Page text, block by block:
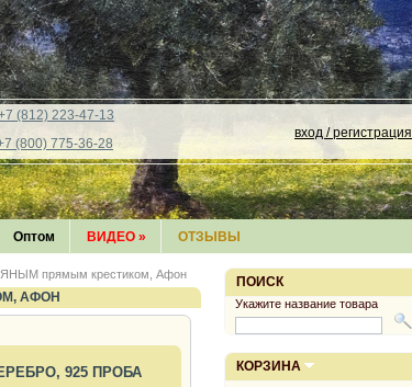
(812) 223-47-13
(800) 775-36-28
вход / регистрация
Оптом ВИДЕО » ОТЗЫВЫ
прямым крестиком, Афон
АФОН
925 ПРОБА
ПОИСК
Укажите название товара
КОРЗИНА